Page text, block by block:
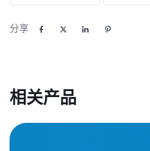
分享
相关产品